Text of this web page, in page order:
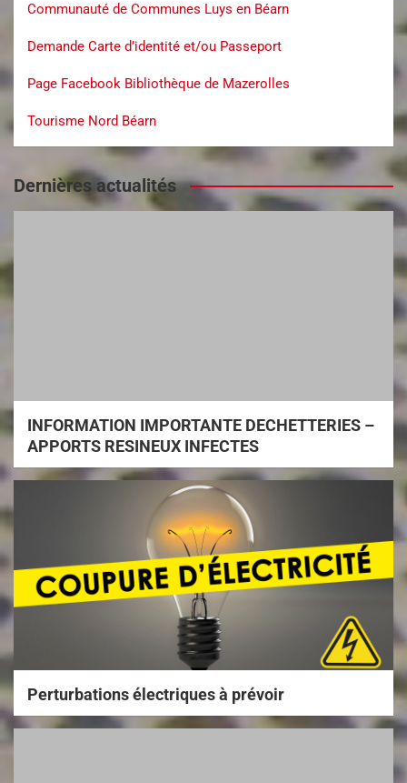
Communauté de Communes Luys en Béarn
Demande Carte d’identité et/ou Passeport
Page Facebook Bibliothèque de Mazerolles
Tourisme Nord Béarn
Dernières actualités
INFORMATION IMPORTANTE DECHETTERIES –
APPORTS RESINEUX INFECTES
Perturbations électriques à prévoir